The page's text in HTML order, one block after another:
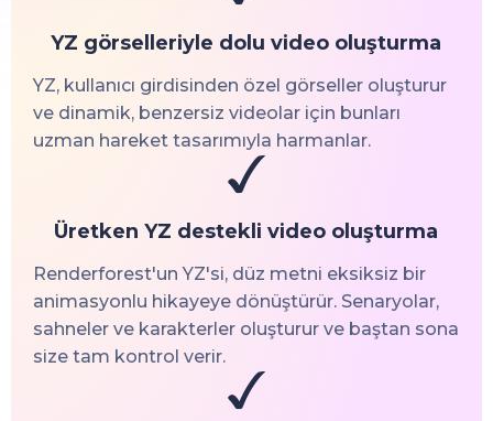
YZ görselleriyle dolu video oluşturma
YZ, kullanıcı girdisinden özel görseller oluşturur
ve dinamik, benzersiz videolar için bunları
uzman hareket tasarımıyla harmanlar.
Üretken YZ destekli video oluşturma
Renderforest'un YZ'si, düz metni eksiksiz bir
animasyonlu hikayeye dönüştürür. Senaryolar,
sahneler ve karakterler oluşturur ve baştan sona
size tam kontrol verir.